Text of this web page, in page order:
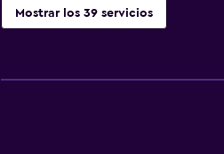
Mostrar los 39 servicios
Habitaciones familiares